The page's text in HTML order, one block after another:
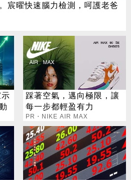
宸曜快速腦力檢測，呵護老爸
踩著空氣，邁向極限，讓
每一步都輕盈有力
PR・NIKE AIR MAX